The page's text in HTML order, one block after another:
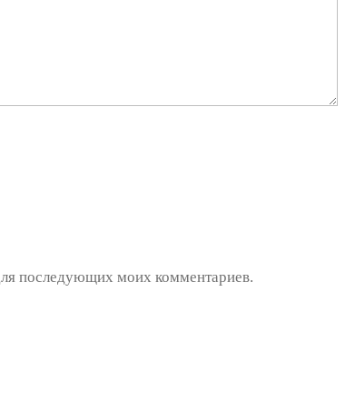
последующих моих комментариев.